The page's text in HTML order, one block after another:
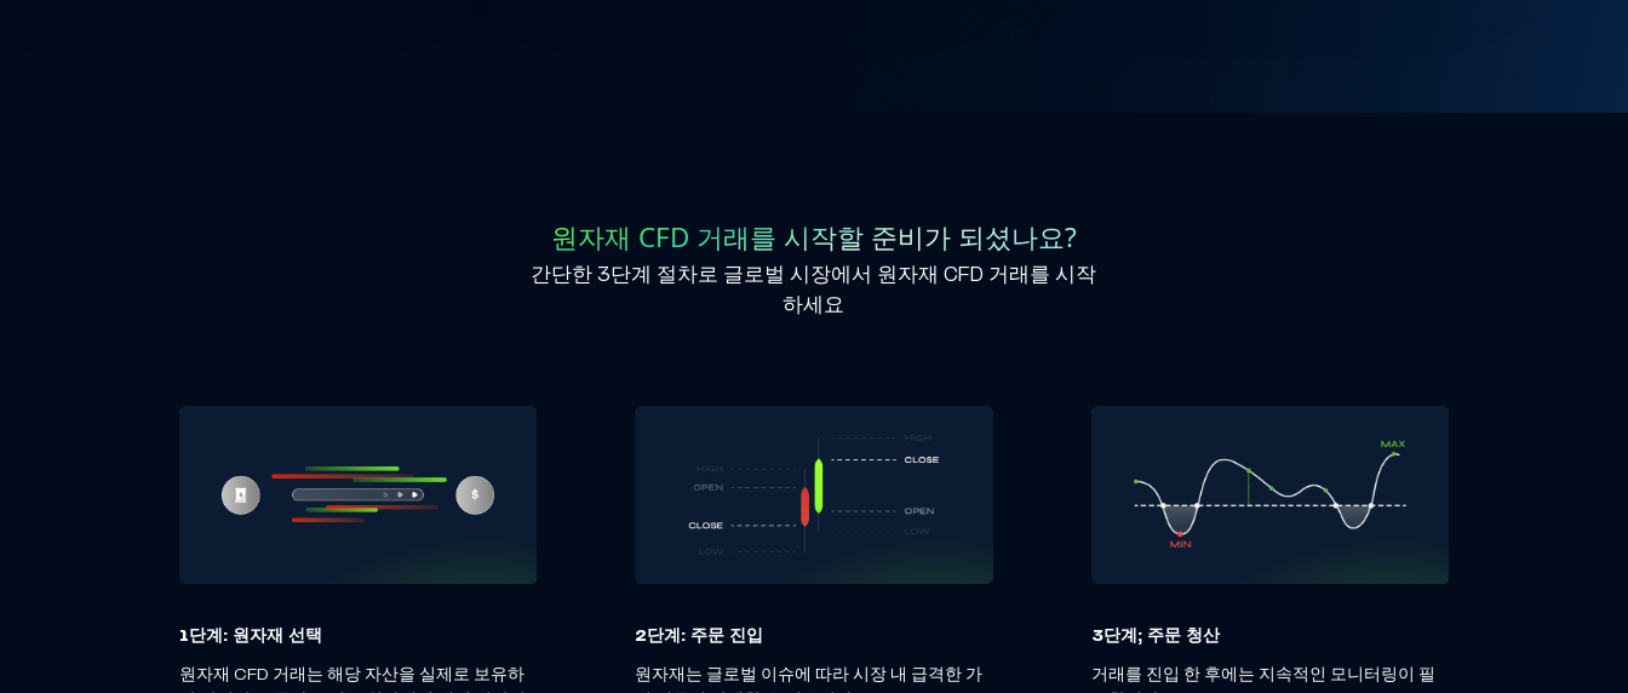
원자재 CFD 거래를 시작할 준비가 되셨나요?
간단한 3단계 절차로 글로벌 시장에서 원자재 CFD 거래를 시작
하세요
1단계: 원자재 선택
원자재 CFD 거래는 해당 자산을 실제로 보유하
2단계: 주문 진입
원자재는 글로벌 이슈에 따라 시장 내 급격한 가
3단계; 주문 청산
거래를 진입 한 후에는 지속적인 모니터링이 필